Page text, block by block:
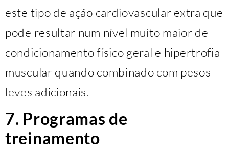
este tipo de ação cardiovascular extra que
pode resultar num nível muito maior de
condicionamento físico geral e hipertrofia
muscular quando combinado com pesos
leves adicionais.
7. Programas de
treinamento